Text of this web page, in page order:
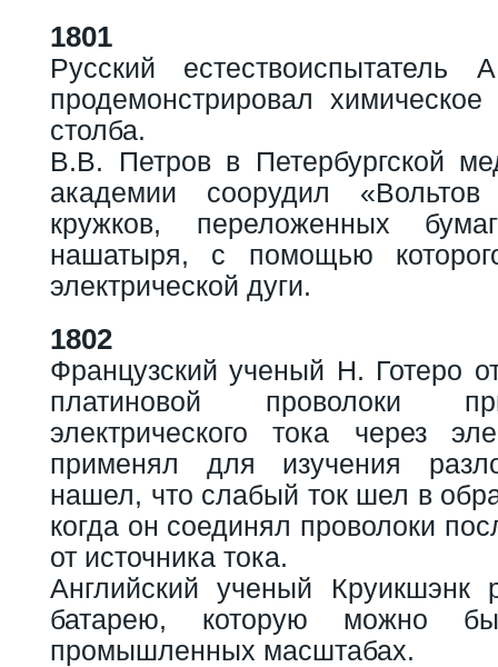
1801
Русский естествоиспытатель
продемонстрировал химическое
столба.
В.В. Петров в Петербургской
академии соорудил
кружков, переложенных
нашатыря, с помощью
электрической дуги.
1802
Французский ученый Н. Готеро
платиновой проволоки
электрического тока через
применял для изучения
нашел, что слабый ток шел в
когда он соединял проволоки
от источника тока.
Английский ученый Круикшэнк
батарею, которую можно
промышленных масштабах.